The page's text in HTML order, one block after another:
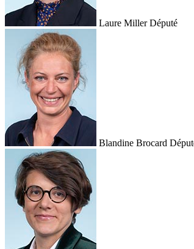
Laure Miller Député
Blandine Brocard